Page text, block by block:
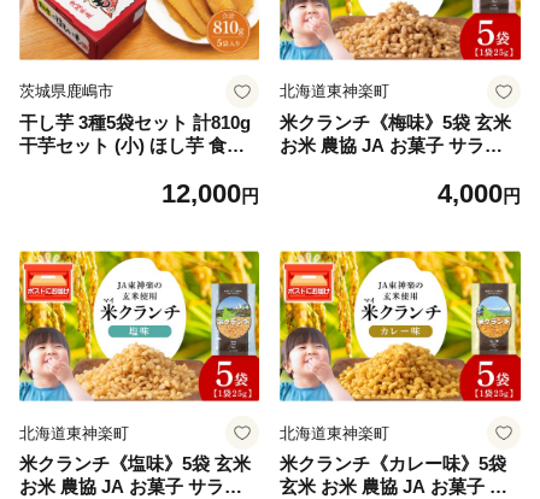
ギフト プレゼント 茨城県 鹿
嶋市 【2027年1月中旬以降発
送予定】
寄せ グルメ ギフト プレゼン
ト 茨城県 鹿嶋市 【2026年10
月中旬頃より発送予定】
茨城県鹿嶋市
干し芋 3種5袋セット 計810g
干芋セット (小) ほし芋 食べ
ト 平干し 丸干し 国産 小分け
ぼし まるぼし 干しいも 干芋
さつまいも サツマイモ お芋
おいも スイーツ お菓子 和菓
子 和スイーツ おやつ お取り
寄せ グルメ ギフト プレゼン
ト 茨城県 鹿嶋市 【2027年1
月中旬頃以降発送予定】
12,000円
北海道東神楽町
米クランチ《梅味》5袋 玄米
お米 農協 JA お菓子 サラダ
4,000円
北海道東神楽町
米クランチ《塩味》5袋 玄米
お米 農協 JA お菓子 サラダ
北海道東神楽町
米クランチ《カレー味》5袋
玄米 お米 農協 JA お菓子 サ